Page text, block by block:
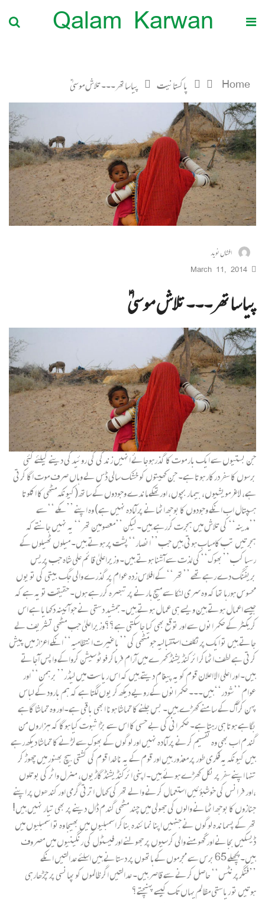
Qalam Karwan
Home پاکستانیت پیاساتھر۔۔۔ تلاش موسیٰ ؑ
افشاں نوید
March 11, 2014
پیاساتھر۔۔۔ تلاش موسیٰ ؑ
جن بستیوں سے ایک بار موت کا گذرہوجائے انہیں زندگی کی روئیدگی دینے کیلئے کئی
برسوں کا سفردرکار ہوتا ہے۔ جن کھیتوں کو خشک سالی ڈس لے وہاں صرف موت اگا کرتی
ہے، لاغرمویشیوں، بیمار بچوں، اور تھکے ماندے وجودوں کے ساتھ (کیونکہ مٹھی کا اکلوتا
ہسپتال اب انکے وجودوں کا بوجھ اٹھانے پر آمادہ نہیں ہے) وہ اپنے ’’مکے ‘‘سے
’’مدینہ‘‘ کی تلاش میں ہجرت کررہے ہیں۔ لیکن ’’معصومین تھر‘‘ یہ نہیں جانتے کہ
ہجرتیں تب کامیاب ہوتی ہیں جب’’انصار‘‘پشت پر ہوتے ہیں۔ میلوں ٹھیلوں کے
رسیا کب ’’بھوک‘‘کی لذت سے آشنا ہوتے ہیں۔ وزیراعلیٰ قائم علی شاہ جب پریس
بریفنگ دے رہے تھے ’’تھر‘‘کے افلاس زدہ عوام پر گذرے والی جگ بیتی کی تو یوں
محسوس ہورہا تھا کہ وہ سری لنکا سے میچ ہارنے پر تبصرہ کررہے ہوں۔ حقیقت تو یہ ہے کہ
جیسے اعمال ہوتے ہین ویسے ہی عمال ہوتے ہیں۔ جمشید دستی نے جو آئینہ دکھایا ہے اس
کریکٹر کے حکمرانوں سے اور توقع بھی کیا جاسکتی ہے؟؟وزیراعلیٰ جب مٹھی تشریف لے
جاتے ہیں تو ایک پرتکلف استقبالیہ جو مٹھی کی ’’باغیرت انتظامیہ‘‘ انکے اعزاز میں پیش
کرتی ہے لطف اٹھاکر ائرکنڈیشنڈ کمرے میں آرام فرماکر فوٹوسیشن کرواکے واپس آجاتے
ہیں۔ اور اعلی الا اعلان قوم کو یہ پیغام دیتے ہیں کہ اس ریاست میں لیڈر’’برہمن‘‘ اور
عوام ’’شودر‘‘ہیں۔۔۔ حکمرانوں کے رویے دیکھ کر یوں لگتا ہے کہ ہم بارود کے لباس
پہن کر آگ کے سامنے کھڑے ہیں۔ بس جلنے کا تماشا ہونا ابھی باقی ہے۔اور وہ تماشا گاہے
بگاہے ہوتا ہی رہتا ہے۔ حکمرانی کی بے حسی کا اس سے بڑا ثبوت کیا ہوگا کہ ہزاروں من
گندم اب بھی وہ تقسیم کرنے پر آمادہ نہیں اور لوگوں کے بھوک سے لڑنے کا تماشا دیکھ رہے
ہیں کیونکہ یہ فکری طور پر معذور ہیں اور قوم کے یہ ناخدا قوم کی کشتی بیچ بھنور میں چھوڑ کر
تنہا اپنے سفر پر نکل کھڑے ہوئے ہیں۔ اپنی ائرکنڈیشنڈ گاڑیوں، منرل واٹر کی بوتلوں
،اور فرانس کی خوشبؤئیں استعمال کرنے والے تھر کی کھال اترتی گرمی اور کندھوں پر اپنے
جنازوں کا بوجھ اٹھانے والوں کی جھولی میں چند مٹھی گندم ڈال دینے پر بھی تیار نہیں ہیں!
تھر کے پسماندہ لوگوں نے جنہیں اپنا نمائندہ بناکر اسمبلیوں میں بھیجا وہ تو اسمبلیوں میں
ڈیسکیں بجانے اور گھومنے والی کرسیوں پر جھولنے اور فیسٹول کی رنگینیوں میں مصروف
ہیں۔پچھلے 65 برس سے مجرموں کے ہاتھوں پر دستانے ہیں اسلئے عدالتیں انکے
’’فنگرپرنٹس‘‘ حاصل کرنے سے قاصر ہیں۔ عدالتیں اگر ظالموں کو پھانسی پر چڑھارہی
ہوتیں تو ریاستی مظالم یہاں تک کیسے پہنچتے؟